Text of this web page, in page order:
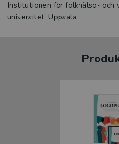
Institutionen för folkhälso- och
universitet, Uppsala